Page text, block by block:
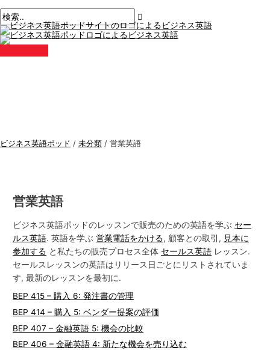
ン
テ
ン
ツ
イ
メ
ニ
ュ
ビジネス英語ポッド / 未分類 / 営業英語
営業英語
ビジネス英語ポッドのレッスンで販売のための英語を学ぶ セー
ルス英語. 英語を学ぶ営業電話をかける, 顧客との取引, 見本に
参加する と私たちの販売プロセス全体 セールス英語 レッスン.
セールスレッスンの英語はリリース日ごとにリストされていま
す, 最新のレッスンを最初に.
BEP 415 – 購入 6: 発注書の管理
BEP 414 – 購入 5: ベンダー提案の評価
BEP 407 – 金融英語 5: 機会の比較
BEP 406 – 金融英語 4: 新たな機会を売り込む
ス
ト
ナ
ビ
こ
に
入
力。.
前
*
メ
ー
ル
*
ビ
ジ
ネ
ス
検
索
す
る